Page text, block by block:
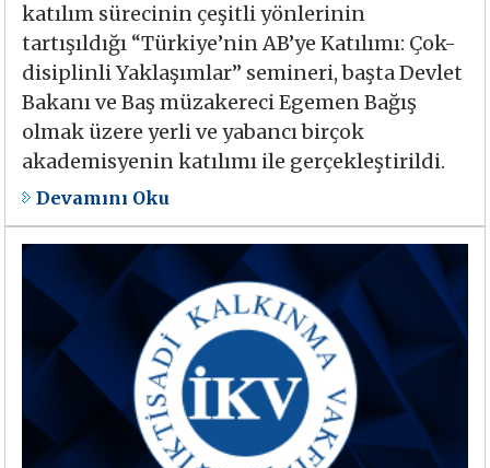
katılım sürecinin çeşitli yönlerinin
tartışıldığı “Türkiye’nin AB’ye Katılımı: Çok-
disiplinli Yaklaşımlar” semineri, başta Devlet
Bakanı ve Baş müzakereci Egemen Bağış
olmak üzere yerli ve yabancı birçok
akademisyenin katılımı ile gerçekleştirildi.
Devamını Oku